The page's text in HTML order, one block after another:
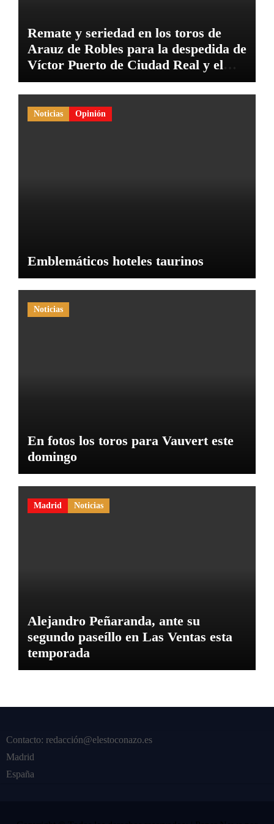
Remate y seriedad en los toros de
Arauz de Robles para la despedida de
Víctor Puerto de Ciudad Real y el
gran momento de Luque y Navalón
Noticias Opinión
Emblemáticos hoteles taurinos
Noticias
En fotos los toros para Vauvert este
domingo
Madrid Noticias
Alejandro Peñaranda, ante su
segundo paseíllo en Las Ventas esta
temporada
Contacto: redacción@elestoconazo.es
Madrid
España